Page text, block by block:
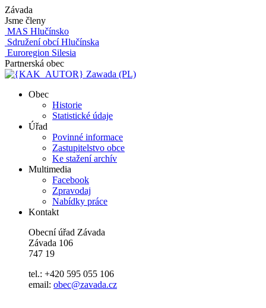
Závada
Jsme členy
MAS Hlučínsko
Sdružení obcí Hlučínska
Euroregion Silesia
Partnerská obec
Zawada (PL)
Obec
Historie
Statistické údaje
Úřad
Povinné informace
Zastupitelstvo obce
Ke stažení archív
Multimedia
Facebook
Zpravodaj
Nabídky práce
Kontakt
Obecní úřad Závada
Závada 106
747 19
tel.: +420 595 055 106
email: obec@zavada.cz